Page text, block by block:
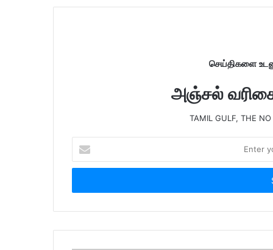
செய்திகளை
அஞ்சல்
TAMIL GULF, THE
t
r
u